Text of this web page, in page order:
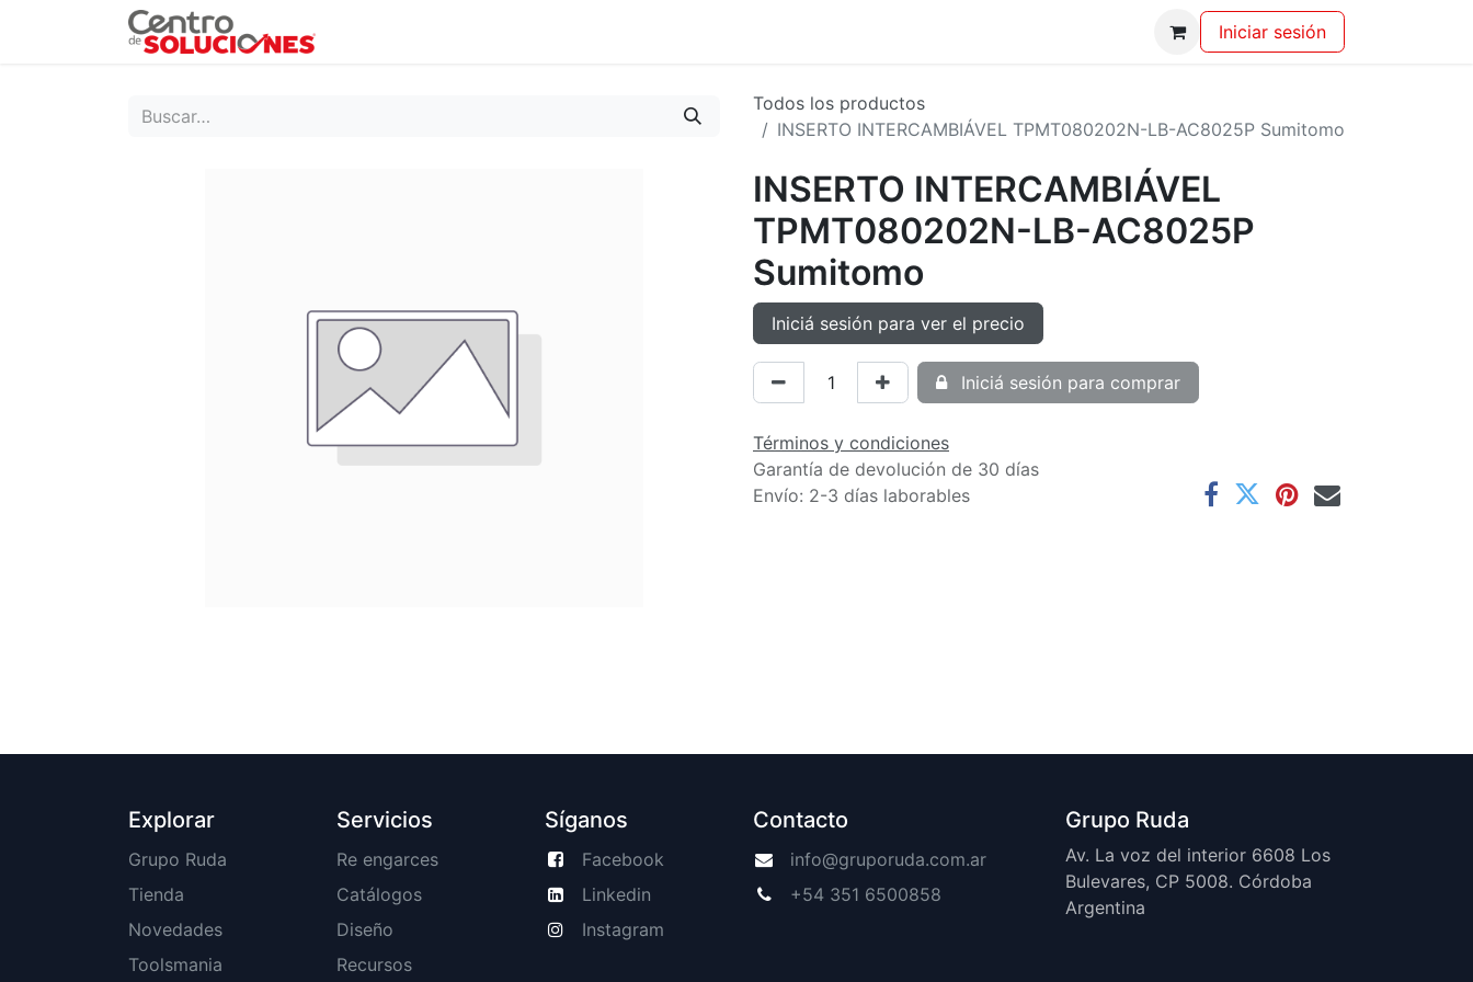
Iniciar sesión
Todos los productos
INSERTO INTERCAMBIÁVEL TPMT080202N-LB-AC8025P Sumitomo
INSERTO INTERCAMBIÁVEL
TPMT080202N-LB-AC8025P
Sumitomo
Iniciá sesión para ver el precio
Iniciá sesión para comprar
Términos y condiciones
Garantía de devolución de 30 días
Envío: 2-3 días laborables
Explorar
Grupo Ruda
Tienda
Novedades
Toolsmania
Servicios
Re engarces
Catálogos
Diseño
Recursos
Síganos
Facebook
Linkedin
Instagram
Contacto
info@gruporuda.com.ar
+54 351 6500858
Grupo Ruda
Av. La voz del interior 6608 Los
Bulevares, CP 5008. Córdoba
Argentina